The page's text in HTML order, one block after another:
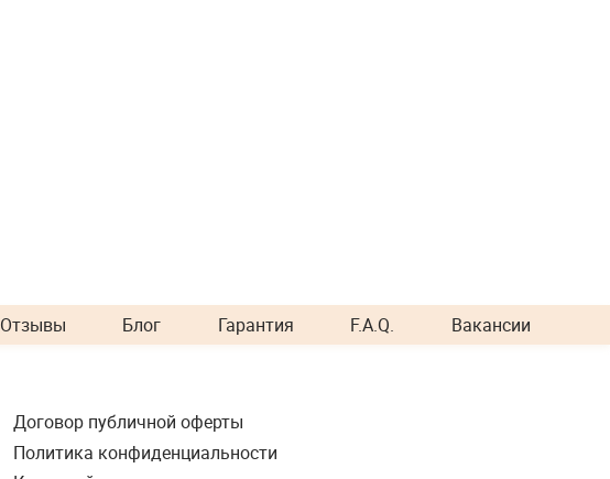
Отзывы Блог Гарантия F.A.Q. Вакансии
Договор публичной оферты
Политика конфиденциальности